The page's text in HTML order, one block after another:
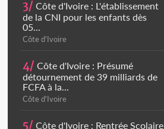
3/ Côte d'Ivoire : L'établissement
de la CNI pour les enfants dès
05...
Côte d'Ivoire
4/ Côte d'Ivoire : Présumé
détournement de 39 milliards de
FCFA à la...
Côte d'Ivoire
5/ Côte d'Ivoire : Rentrée Scolaire